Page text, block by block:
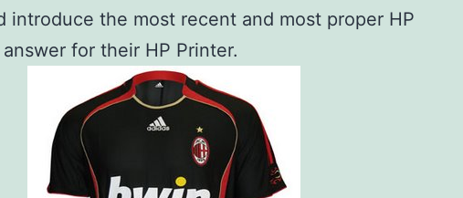
introduce the most recent and most proper HP
for their HP Printer.